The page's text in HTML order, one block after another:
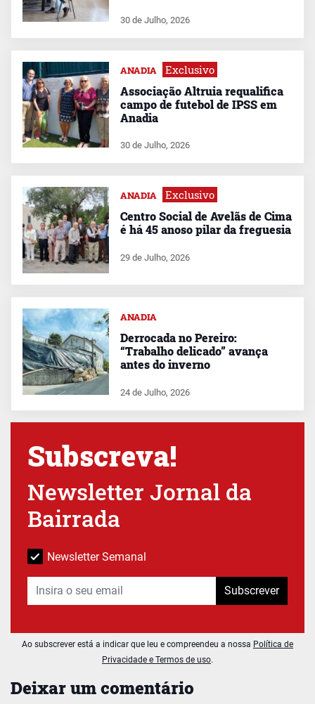
Deixar um comentário
30 de Julho, 2026
ANADIA Exclusivo
Associação Altruia requalifica
campo de futebol de IPSS em
Anadia
30 de Julho, 2026
ANADIA Exclusivo
Centro Social de Avelãs de Cima
é há 45 anoso pilar da freguesia
29 de Julho, 2026
ANADIA
Derrocada no Pereiro:
“Trabalho delicado” avança
antes do inverno
24 de Julho, 2026
Subscreva!
Newsletter Jornal da
Bairrada
Newsletter Semanal
Subscrever
Ao subscrever está a indicar que leu e compreendeu a nossa Política de
Privacidade e Termos de uso.